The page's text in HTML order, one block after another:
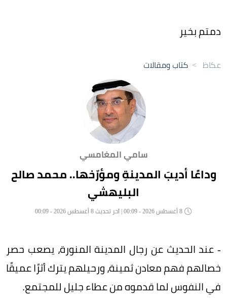
دمتم بخير
عكاظ > كتاب ومقالات
سامي المغامسي
وداعًا أديبَ المدينةِ ومؤرّخها.. محمد صالح
البليهشي
- عند الحديث عن رجال المدينة المنورة، يصعب حصر
خصالهم فهم معادن ثمينة، ورحيلهم يترك أثرًا عميقًا
في النفوس لما قدموه من عطاء جليل للمجتمع.